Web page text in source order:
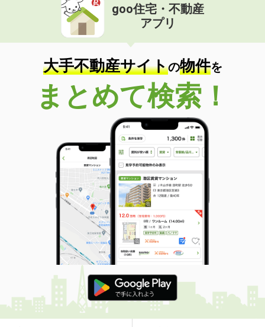
価 格
1,698万円
住 所
山口県周南市大字徳山
専有面積 83.7m²
間取り
4LDK
山口県周南市遠石３丁目
価 格
2,090万円
山口県周南市遠石３丁目
84.43m²
間取り
4LDK
山口県山口市湯田温泉２丁目
価 格
1,698万円
住 所
山口県山口市湯田温泉２丁目
専有面積 104.38m²
間取り
4LDK
山口県宇部市東新川町
価 格
1,198万円
住 所
山口県宇部市東新川町
専有面積
goo住宅・不動産
アプリ
大手不動産サイトの物件を
まとめて検索！